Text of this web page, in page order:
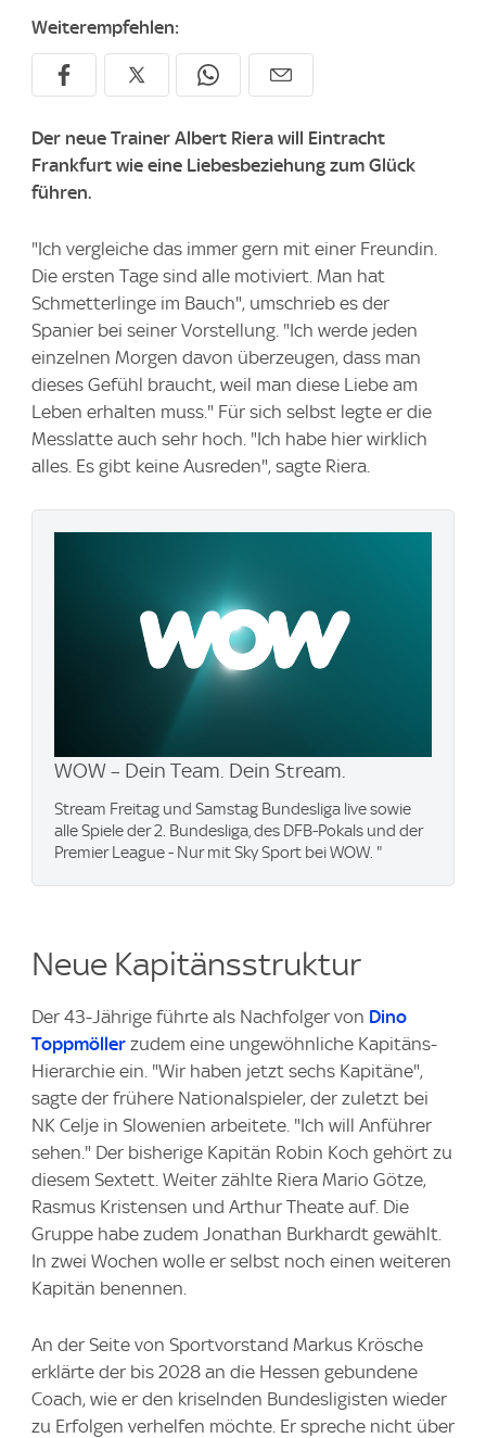
Weiterempfehlen:
Der neue Trainer Albert Riera will Eintracht
Frankfurt wie eine Liebesbeziehung zum Glück
führen.
"Ich vergleiche das immer gern mit einer Freundin.
Die ersten Tage sind alle motiviert. Man hat
Schmetterlinge im Bauch", umschrieb es der
Spanier bei seiner Vorstellung. "Ich werde jeden
einzelnen Morgen davon überzeugen, dass man
dieses Gefühl braucht, weil man diese Liebe am
Leben erhalten muss." Für sich selbst legte er die
Messlatte auch sehr hoch. "Ich habe hier wirklich
alles. Es gibt keine Ausreden", sagte Riera.
WOW – Dein Team. Dein Stream.
Stream Freitag und Samstag Bundesliga live sowie
alle Spiele der 2. Bundesliga, des DFB-Pokals und der
Premier League - Nur mit Sky Sport bei WOW. "
Neue Kapitänsstruktur
Der 43-Jährige führte als Nachfolger von Dino
Toppmöller zudem eine ungewöhnliche Kapitäns-
Hierarchie ein. "Wir haben jetzt sechs Kapitäne",
sagte der frühere Nationalspieler, der zuletzt bei
NK Celje in Slowenien arbeitete. "Ich will Anführer
sehen." Der bisherige Kapitän Robin Koch gehört zu
diesem Sextett. Weiter zählte Riera Mario Götze,
Rasmus Kristensen und Arthur Theate auf. Die
Gruppe habe zudem Jonathan Burkhardt gewählt.
In zwei Wochen wolle er selbst noch einen weiteren
Kapitän benennen.
An der Seite von Sportvorstand Markus Krösche
erklärte der bis 2028 an die Hessen gebundene
Coach, wie er den kriselnden Bundesligisten wieder
zu Erfolgen verhelfen möchte. Er spreche nicht über